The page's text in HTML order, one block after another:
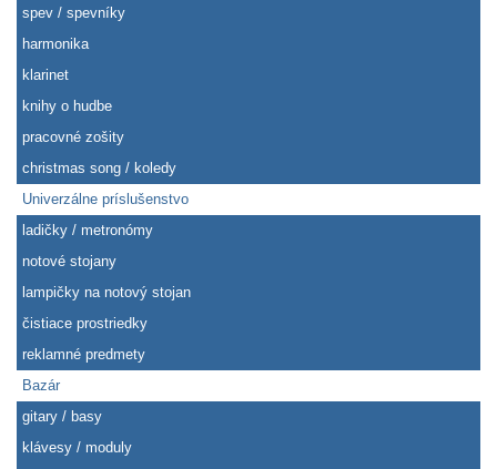
spev / spevníky
harmonika
klarinet
knihy o hudbe
pracovné zošity
christmas song / koledy
Univerzálne príslušenstvo
ladičky / metronómy
notové stojany
lampičky na notový stojan
čistiace prostriedky
reklamné predmety
Bazár
gitary / basy
klávesy / moduly